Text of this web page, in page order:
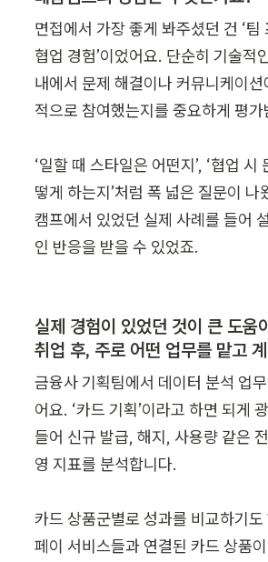
면접에서 가장 좋게 봐주셨던 건 ‘팀
협업 경험’이었어요. 단순히 기술적
내에서 문제 해결이나 커뮤니케이
적으로 참여했는지를 중요하게 평
‘일할 때 스타일은 어떤지’, ‘협업 시
떻게 하는지’처럼 폭 넓은 질문이 나
캠프에서 있었던 실제 사례를 들어
인 반응을 받을 수 있었죠.
실제 경험이 있었던 것이 큰 도움
취업 후, 주로 어떤 업무를 맡고
금융사 기획팀에서 데이터 분석 업
어요. ‘카드 기획’이라고 하면 되게
들어 신규 발급, 해지, 사용량 같은
영 지표를 분석합니다.
카드 상품군별로 성과를 비교하기
페이 서비스들과 연결된 카드 상품